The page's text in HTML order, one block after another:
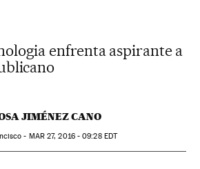
enfrenta aspirante a
JIMÉNEZ CANO
- MAR27, 2016 - 09:28EDT